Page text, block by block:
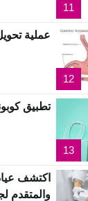
11
12
عملية
13
تطبيق
اكتشف
والمتقدم